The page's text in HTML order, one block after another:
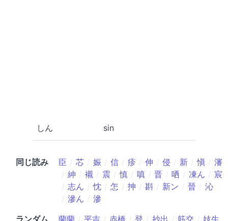
しん sin
同じ読み 臣 芯 娠 信 疹 伸 侵 新 愼
瀋
紳
襯 震 慎 嗔 晋 哂 凍ん
宸
志ん
忱 怎 抻 斟 新ン 晉
沁
滲ん
滲
ランダム
蘭蘭 平吉 赤橋 登 抄出 筋交 妓生